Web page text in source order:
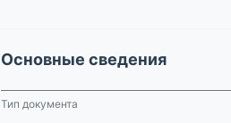
Основные сведения
Тип документа